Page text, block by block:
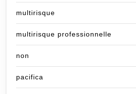
multirisque
multirisque professionnelle
non
pacifica